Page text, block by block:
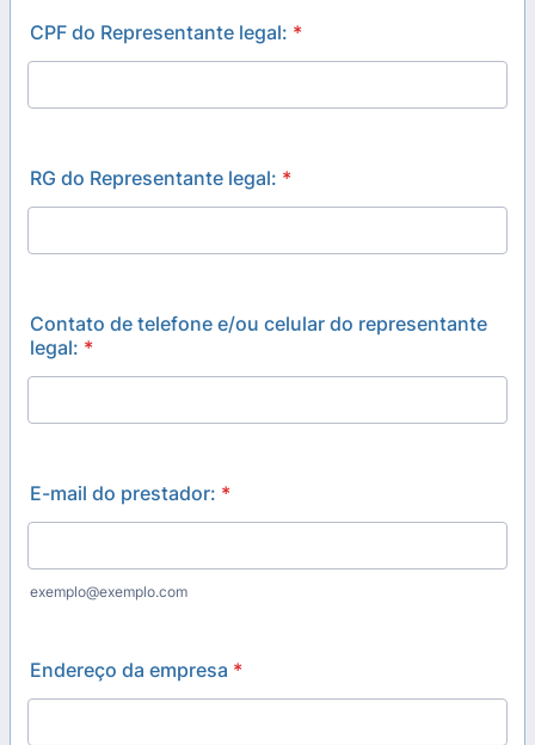
CPF do Representante legal: *
RG do Representante legal: *
Contato de telefone e/ou celular do representante
legal: *
E-mail do prestador: *
exemplo@exemplo.com
Endereço da empresa *